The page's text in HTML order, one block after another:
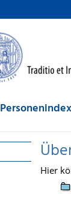
Personenindex
Hier